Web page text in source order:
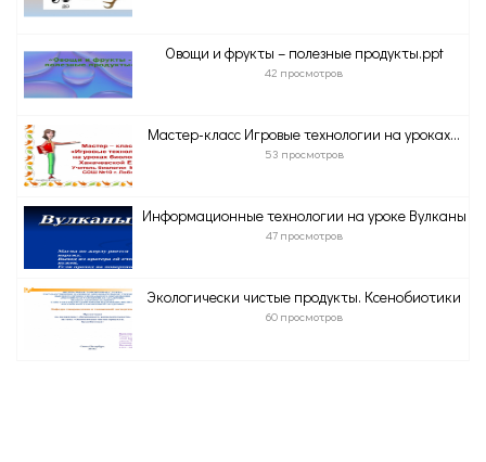
Овощи и фрукты – полезные продукты.ppt
42 просмотров
Мастер-класс Игровые технологии на уроках...
53 просмотров
Информационные технологии на уроке Вулканы
47 просмотров
Экологически чистые продукты. Ксенобиотики
60 просмотров